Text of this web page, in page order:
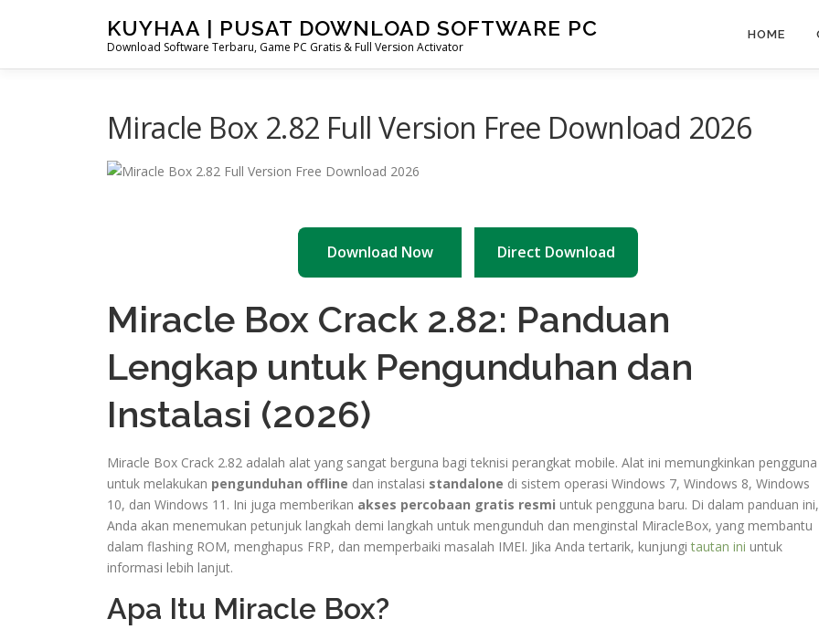
KUYHAA | PUSAT DOWNLOAD SOFTWARE PC
Download Software Terbaru, Game PC Gratis & Full Version Activator
HOME
Miracle Box 2.82 Full Version Free Download 2026
Download Now Direct Download
Miracle Box Crack 2.82: Panduan
Lengkap untuk Pengunduhan dan
Instalasi (2026)
Miracle Box Crack 2.82 adalah alat yang sangat berguna bagi teknisi perangkat mobile. Alat ini memungkinkan pengguna
untuk melakukan pengunduhan offline dan instalasi standalone di sistem operasi Windows 7, Windows 8, Windows
10, dan Windows 11. Ini juga memberikan akses percobaan gratis resmi untuk pengguna baru. Di dalam panduan ini,
Anda akan menemukan petunjuk langkah demi langkah untuk mengunduh dan menginstal MiracleBox, yang membantu
dalam flashing ROM, menghapus FRP, dan memperbaiki masalah IMEI. Jika Anda tertarik, kunjungitautan ini untuk
informasi lebih lanjut.
Apa Itu Miracle Box?